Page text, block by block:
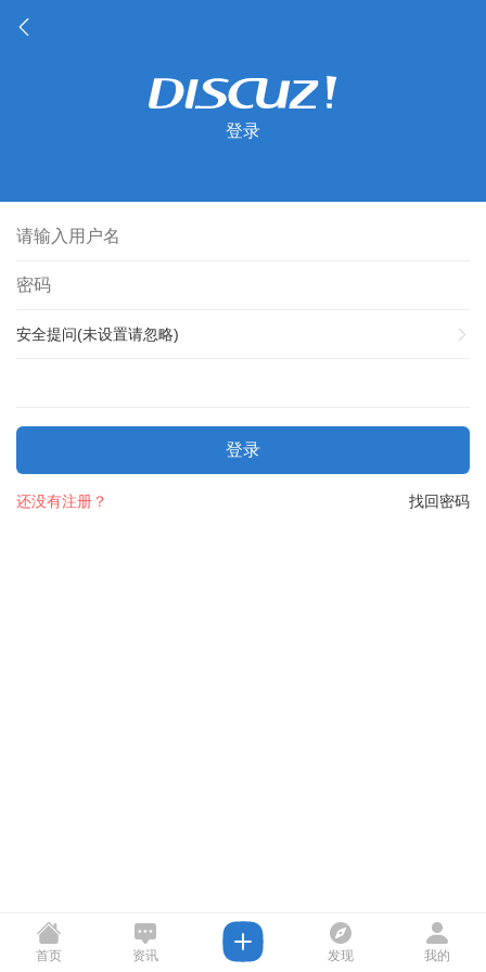
登录
安全提问(未设置请忽略)
登录
找回密码
还没有注册？
首页 资讯 发现 我的